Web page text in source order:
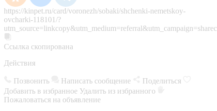
https://kinpet.ru/card/voronezh/sobaki/shchenki-nemetskoy-
ovcharki-118101/?
Ссылка скопирована
Действия
Позвонить Написать сообщение
Поделиться
Добавить в избранное Удалить из избранного
Пожаловаться на объявление